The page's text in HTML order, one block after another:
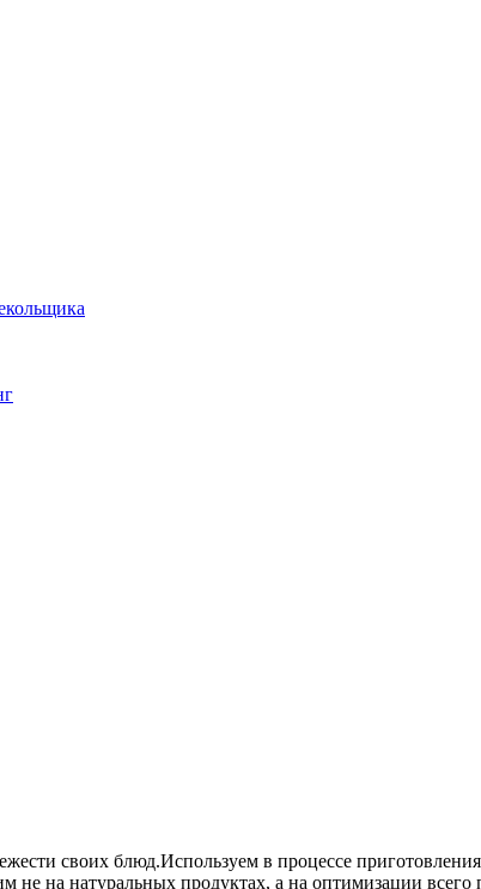
своих блюд.Используем в процессе
на натуральных продуктах, а на оптимизации всего